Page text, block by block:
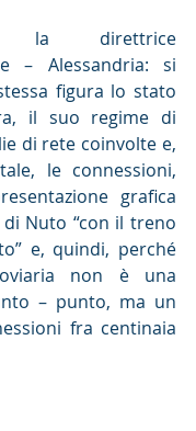
direttrice
– Alessandria: si
figura lo stato
il suo regime di
di rete coinvolte e,
le connessioni,
grafica
di Nuto “con il treno
e, quindi, perché
non è una
– punto, ma un
fra centinaia